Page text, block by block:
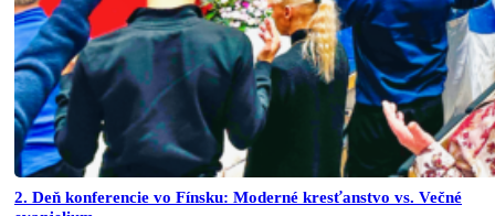
2. Deň konferencie vo Fínsku: Moderné kresťanstvo vs. Večné